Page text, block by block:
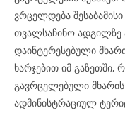
ვრცელდება
თვალსაჩინო ადგილზე
დაინტერესებული
ხარჯებით იმ გაზეთში,
გავრცელებული
ადმინისტრაციულ